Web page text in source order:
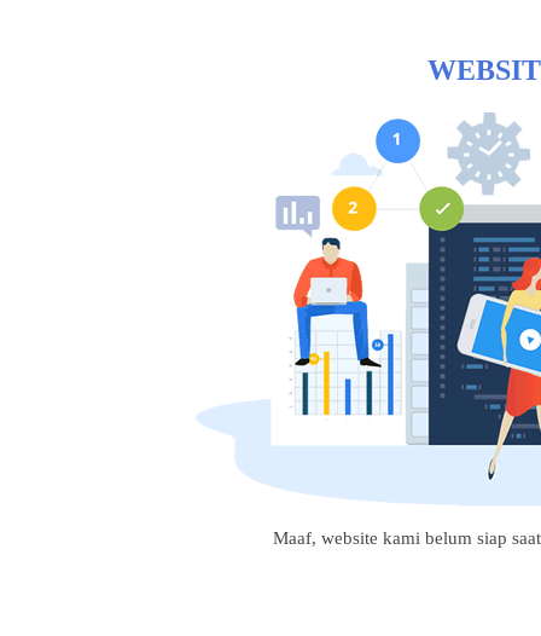
Maaf, website kami belum siap